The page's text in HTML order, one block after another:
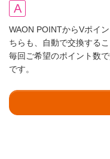
WAON POINTからVポイ
ちらも、自動で交換するこ
毎回ご希望のポイント数
です。